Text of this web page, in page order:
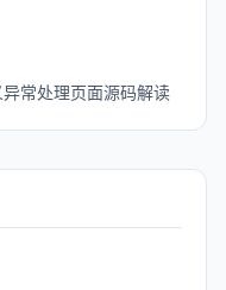
常处理页面源码解读